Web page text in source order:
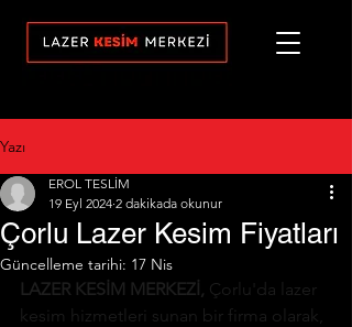
Yazı
Çorlu Lazer Kesim Fiyatları
EROL TESLİM
19 Eyl 2024 2 dakikada okunur
Güncelleme tarihi: 17 Nis
LAZER KESİM MERKEZİ, Çorlu'da lazer
kesim hizmetleri sunan bir firma olarak,